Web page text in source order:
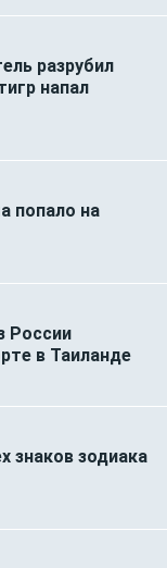
разрубил
напал
попало на
России
в Таиланде
знаков зодиака